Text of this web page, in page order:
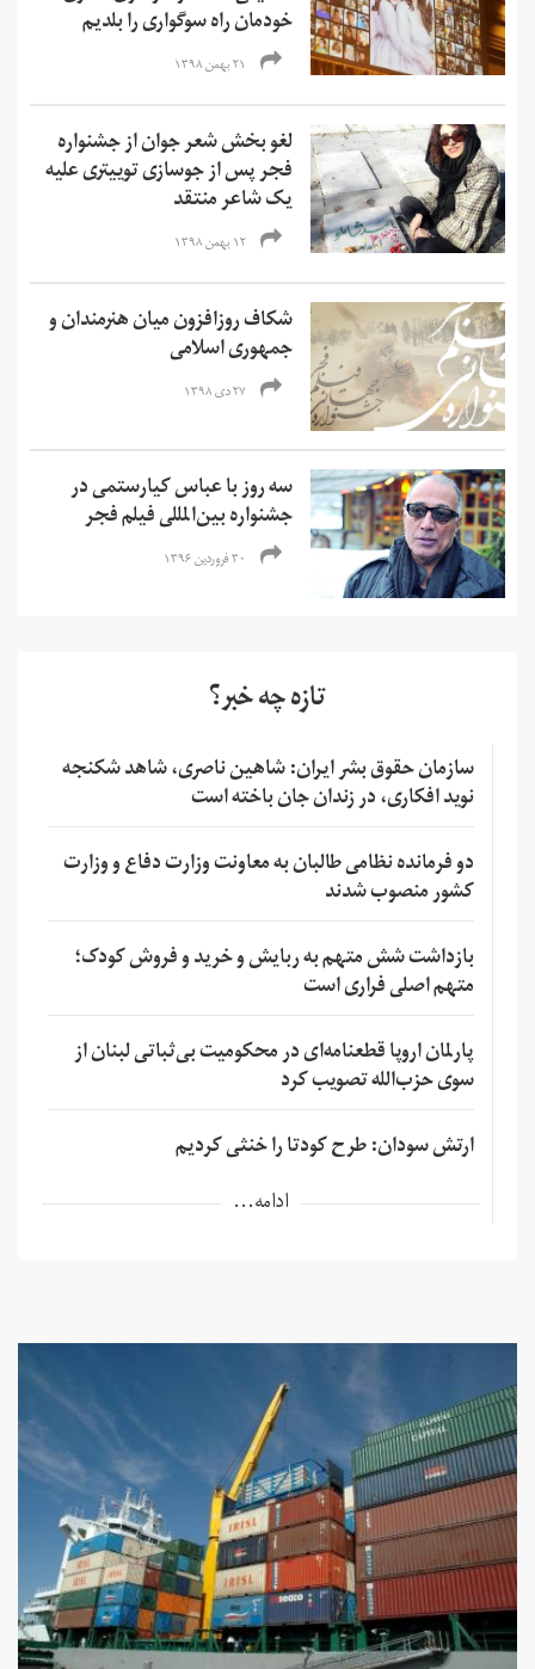
خودمان راه سوگواری را بلدیم
۲۱ بهمن ۱۳۹۸
لغو بخش شعر جوان از جشنواره
فجر پس از جوسازی توییتری علیه
یک شاعر منتقد
۱۲ بهمن ۱۳۹۸
شکاف روز‌افزون میان هنرمندان و
جمهوری اسلامی
۲۷ دی ۱۳۹۸
سه روز با عباس کیارستمی در
جشنواره‌ بین‌المللی فیلم فجر
۳۰ فروردین ۱۳۹۶
تازه چه خبر؟
سازمان حقوق بشر ایران: شاهین ناصری، شاهد شکنجه
نوید افکاری، در زندان جان باخته است
دو فرمانده نظامی طالبان به معاونت وزارت دفاع و وزارت
کشور منصوب شدند
بازداشت شش متهم به ربایش و خرید و فروش کودک؛
متهم اصلی فراری است
پارلمان اروپا قطعنامه‌ای در محکومیت بی‌ثباتی لبنان از
سوی حزب‌الله تصویب کرد
ارتش سودان: طرح کودتا را خنثی کردیم
ادامه...